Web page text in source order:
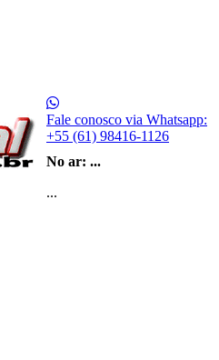
Fale conosco via Whatsapp:
+55 (61) 98416-1126
No ar: ...
...